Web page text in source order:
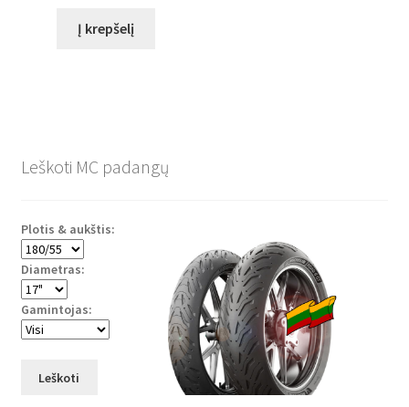
Į krepšelį
Leškoti MC padangų
Plotis & aukštis:
Diametras:
Gamintojas:
Leškoti